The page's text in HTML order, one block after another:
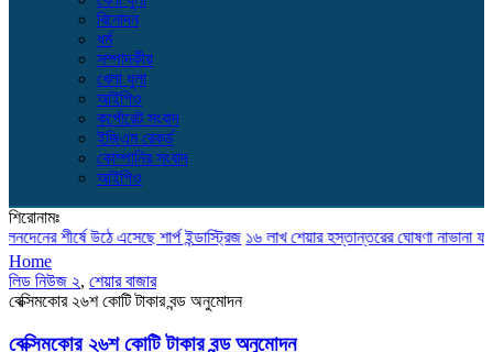
বিনোদন
ধর্ম
সম্পাদকীয়
খেলা ধুলা
আইপিও
কর্পোরেট সংবাদ
ইজিএম রেকর্ড
কোম্পানির সংবাদ
আইপিও
শিরোনামঃ
শীর্ষে উঠে এসেছে শার্প ইন্ডাস্ট্রিজ ১৬ লাখ শেয়ার হস্তান্তরের ঘোষণা নাভানা ফার্মার
Home
লিড নিউজ ২, শেয়ার বাজার
বেক্সিমকোর ২৬শ কোটি টাকার বন্ড অনুমোদন
বেক্সিমকোর ২৬শ কোটি টাকার বন্ড অনুমোদন